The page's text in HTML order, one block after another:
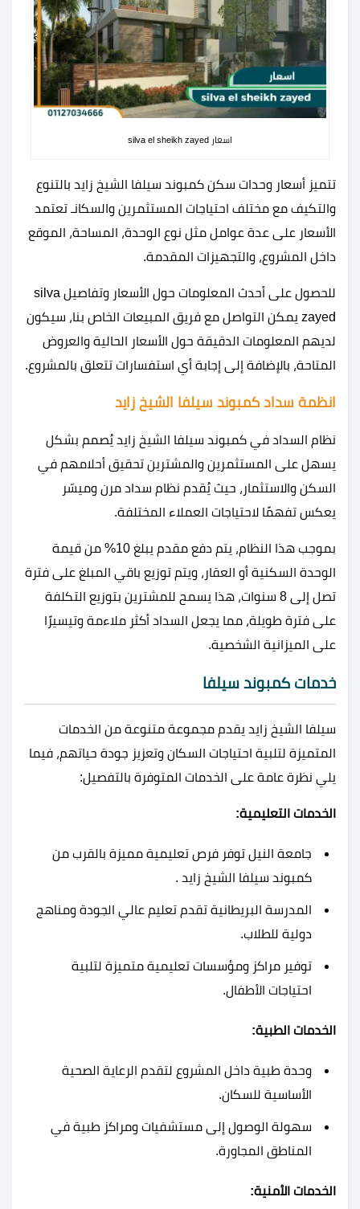
اسعار silva el sheikh zayed
تتميز أسعار وحدات سكن كمبوند سيلفا الشيخ زايد بالتنوع
والتكيف مع مختلف احتياجات المستثمرين والسكانـ تعتمد
الأسعار على عدة عوامل مثل نوع الوحدة، المساحة، الموقع
داخل المشروع، والتجهيزات المقدمة.
للحصول على أحدث المعلومات حول الأسعار وتفاصيل silva
zayed يمكن التواصل مع فريق المبيعات الخاص بنا، سيكون
لديهم المعلومات الدقيقة حول الأسعار الحالية والعروض
المتاحة، بالإضافة إلى إجابة أي استفسارات تتعلق بالمشروع.
انظمة سداد كمبوند سيلفا الشيخ زايد
نظام السداد في كمبوند سيلفا الشيخ زايد يُصمم بشكل
يسهل على المستثمرين والمشترين تحقيق أحلامهم في
السكن والاستثمار، حيث يُقدم نظام سداد مرن وميسّر
يعكس تفهمًا لاحتياجات العملاء المختلفة.
بموجب هذا النظام، يتم دفع مقدم يبلغ 10% من قيمة
الوحدة السكنية أو العقار، ويتم توزيع باقي المبلغ على فترة
تصل إلى 8 سنوات، هذا يسمح للمشترين بتوزيع التكلفة
على فترة طويلة، مما يجعل السداد أكثر ملاءمة وتيسيرًا
على الميزانية الشخصية.
خدمات كمبوند سيلفا
سيلفا الشيخ زايد يقدم مجموعة متنوعة من الخدمات
المتميزة لتلبية احتياجات السكان وتعزيز جودة حياتهم، فيما
يلي نظرة عامة على الخدمات المتوفرة بالتفصيل:
الخدمات التعليمية:
جامعة النيل توفر فرص تعليمية مميزة بالقرب من
كمبوند سيلفا الشيخ زايد .
المدرسة البريطانية تقدم تعليم عالي الجودة ومناهج
دولية للطلاب.
توفير مراكز ومؤسسات تعليمية متميزة لتلبية
احتياجات الأطفال.
الخدمات الطبية:
وحدة طبية داخل المشروع لتقدم الرعاية الصحية
الأساسية للسكان.
سهولة الوصول إلى مستشفيات ومراكز طبية في
المناطق المجاورة.
الخدمات الأمنية: